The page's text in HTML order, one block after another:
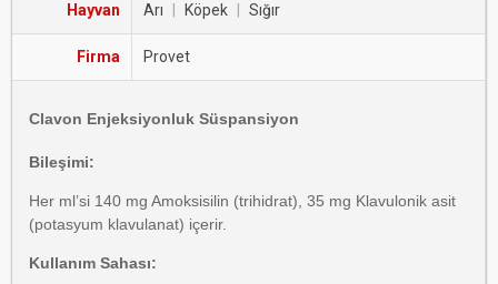
Hayvan Arı Köpek Sığır
Firma Provet
Clavon Enjeksiyonluk Süspansiyon
Bileşimi:
Her ml’si 140 mg Amoksisilin (trihidrat), 35 mg Klavulonik asit
(potasyum klavulanat) içerir.
Kullanım Sahası: